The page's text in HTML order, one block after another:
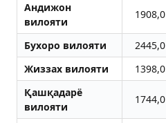
Aндижон
вилояти
1908,0
Бухоро вилояти 2445,0
Жиззах вилояти
1398,0
Қашқадарё
вилояти
1744,0